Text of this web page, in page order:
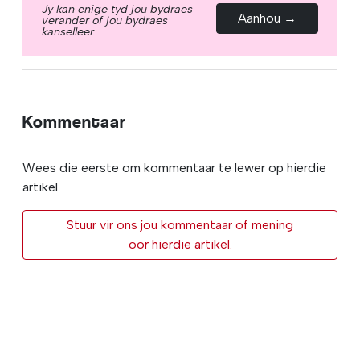
Jy kan enige tyd jou bydraes
verander of jou bydraes
kanselleer.
Aanhou →
Kommentaar
Wees die eerste om kommentaar te lewer op hierdie
artikel
Stuur vir ons jou kommentaar of mening
oor hierdie artikel.